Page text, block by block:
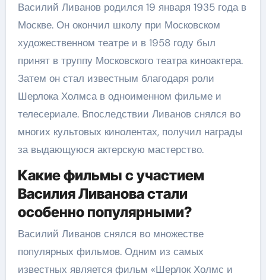
Василий Ливанов родился 19 января 1935 года в
Москве. Он окончил школу при Московском
художественном театре и в 1958 году был
принят в труппу Московского театра киноактера.
Затем он стал известным благодаря роли
Шерлока Холмса в одноименном фильме и
телесериале. Впоследствии Ливанов снялся во
многих культовых кинолентах, получил награды
за выдающуюся актерскую мастерство.
Какие фильмы с участием
Василия Ливанова стали
особенно популярными?
Василий Ливанов снялся во множестве
популярных фильмов. Одним из самых
известных является фильм «Шерлок Холмс и